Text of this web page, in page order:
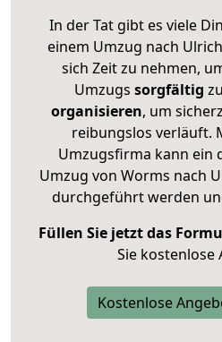
In der Tat gibt es viele
einem Umzug nach
sich Zeit zu nehmen,
Umzugs sorgfältig zu
organisieren, um
reibungslos verläuft.
Umzugsfirma kann ein
Umzug von Worms nach
durchgeführt werden
Füllen Sie jetzt das
Sie kostenlose
Kostenlose